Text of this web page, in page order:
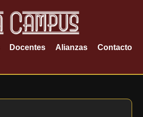
Docentes Alianzas Contacto